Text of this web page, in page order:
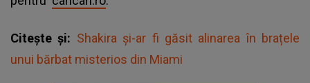
Citește și: Shakira și-ar fi găsit alinarea în brațele
unui bărbat misterios din Miami